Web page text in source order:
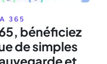
365
bénéficiez
de simples